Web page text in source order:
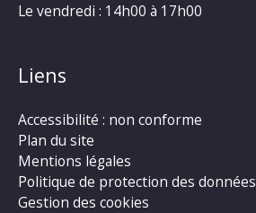
Le vendredi : 14h00 à 17h00
Liens
Accessibilité : non conforme
Plan du site
Mentions légales
Politique de protection des données
Gestion des cookies